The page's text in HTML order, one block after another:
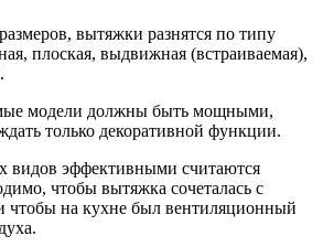
вытяжки разнятся по типу
плоская, выдвижная (встраиваемая),
модели должны быть мощными,
только декоративной функции.
видов эффективными считаются
чтобы вытяжка сочеталась с
чтобы на кухне был вентиляционный